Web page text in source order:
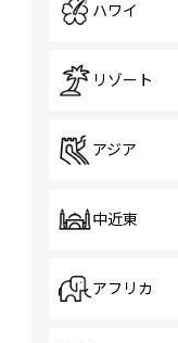
ハワイ
リゾート
アジア
中近東
アフリカ